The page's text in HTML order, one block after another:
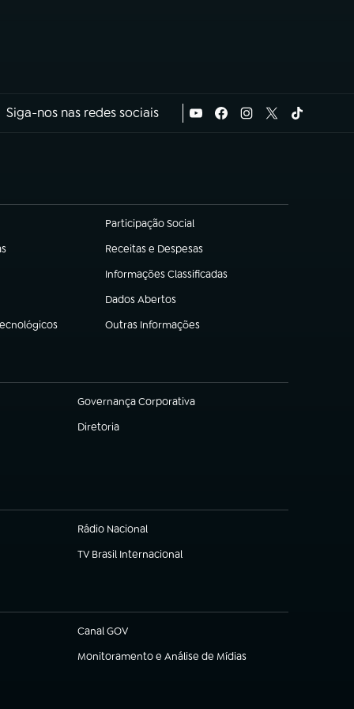
Siga-nos nas redes sociais
Participação Social
(abre em nova aba)
Receitas e Despesas
(abre em nova aba)
Informações Classificadas
(abre em nova aba)
Dados Abertos
(abre em nova aba)
Outras Informações
(abre em nova aba)
Governança Corporativa
(abre em nova aba)
Diretoria
(abre em nova aba)
Rádio Nacional
(abre em nova aba)
TV Brasil Internacional
(abre em nova aba)
Canal GOV
(abre em nova aba)
Monitoramento e Análise de Mídias
(abre em nova aba)